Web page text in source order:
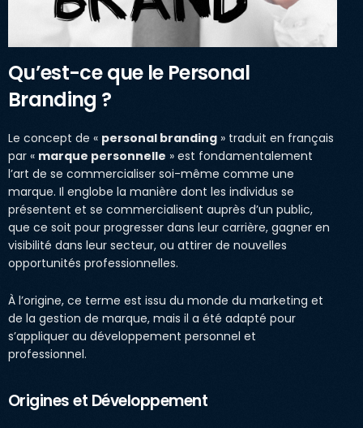
Qu’est-ce que le Personal
Branding ?
Le concept de « personal branding » traduit en français
par « marque personnelle » est fondamentalement
l’art de se commercialiser soi-même comme une
marque. Il englobe la manière dont les individus se
présentent et se commercialisent auprès d’un public,
que ce soit pour progresser dans leur carrière, gagner en
visibilité dans leur secteur, ou attirer de nouvelles
opportunités professionnelles.
À l’origine, ce terme est issu du monde du marketing et
de la gestion de marque, mais il a été adapté pour
s’appliquer au développement personnel et
professionnel.
Origines et Développement